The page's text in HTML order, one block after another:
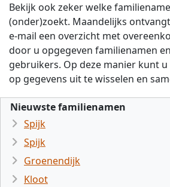
Bekijk ook zeker welke
(onder)zoekt. Maandelijks
e-mail een overzicht met
door u opgegeven familienamen
gebruikers. Op deze manier kunt
op gegevens uit te wisselen en
Nieuwste familienamen
Spijk
Spijk
Groenendijk
Kloot